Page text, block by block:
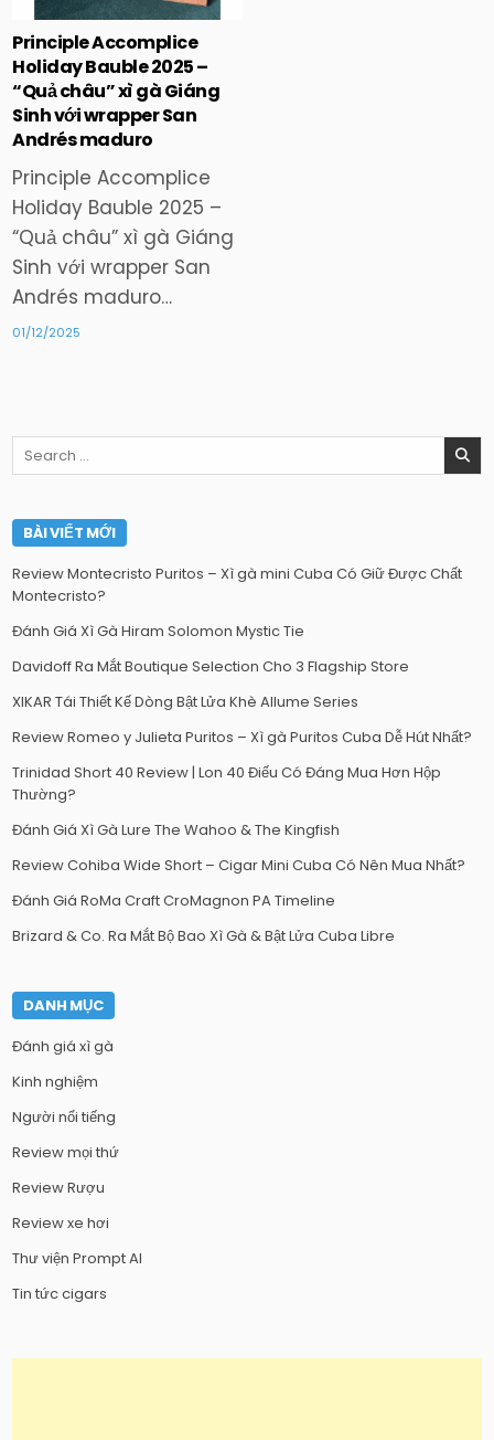
Principle Accomplice
Holiday Bauble 2025 –
“Quả châu” xì gà Giáng
Sinh với wrapper San
Andrés maduro
Principle Accomplice
Holiday Bauble 2025 –
“Quả châu” xì gà Giáng
Sinh với wrapper San
Andrés maduro…
01/12/2025
Search
BÀI VIẾT MỚI
Review Montecristo Puritos – Xì gà mini Cuba Có Giữ Được Chất
Montecristo?
Đánh Giá Xì Gà Hiram Solomon Mystic Tie
Davidoff Ra Mắt Boutique Selection Cho 3 Flagship Store
XIKAR Tái Thiết Kế Dòng Bật Lửa Khè Allume Series
Review Romeo y Julieta Puritos – Xì gà Puritos Cuba Dễ Hút Nhất?
Trinidad Short 40 Review | Lon 40 Điếu Có Đáng Mua Hơn Hộp
Thường?
Đánh Giá Xì Gà Lure The Wahoo & The Kingfish
Review Cohiba Wide Short – Cigar Mini Cuba Có Nên Mua Nhất?
Đánh Giá RoMa Craft CroMagnon PA Timeline
Brizard & Co. Ra Mắt Bộ Bao Xì Gà & Bật Lửa Cuba Libre
DANH MỤC
Đánh giá xì gà
Kinh nghiệm
Người nổi tiếng
Review mọi thứ
Review Rượu
Review xe hơi
Thư viện Prompt AI
Tin tức cigars